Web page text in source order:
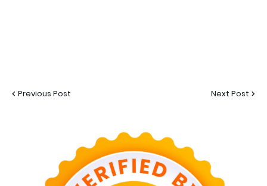
Previous Post Next Post